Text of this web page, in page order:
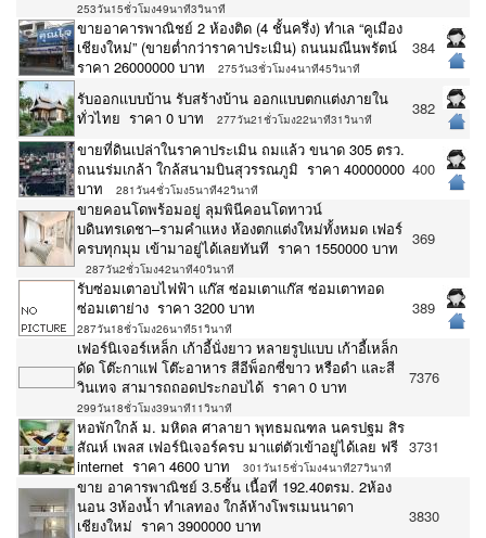
253วัน15ชั่วโมง49นาที3วินาที
ขายอาคารพาณิชย์ 2 ห้องติด (4 ชั้นครึ่ง) ทำเล “คูเมือง
เชียงใหม่” (ขายต่ำกว่าราคาประเมิน) ถนนมณีนพรัตน์
ราคา 26000000 บาท
275วัน3ชั่วโมง4นาที45วินาที
384
รับออกเเบบบ้าน รับสร้างบ้าน ออกเเบบตกเเต่งภายใน
ทั่วไทย ราคา 0 บาท
277วัน21ชั่วโมง22นาที31วินาที
382
ขายที่ดินเปล่าในราคาประเมิน ถมแล้ว ขนาด 305 ตรว.
ถนนร่มเกล้า ใกล้สนามบินสุวรรณภูมิ ราคา 40000000
บาท
281วัน4ชั่วโมง5นาที42วินาที
400
ขายคอนโดพร้อมอยู่ ลุมพินีคอนโดทาวน์
บดินทรเดชา–รามคำแหง ห้องตกแต่งใหม่ทั้งหมด เฟอร์
ครบทุกมุม เข้ามาอยู่ได้เลยทันที ราคา 1550000 บาท
287วัน2ชั่วโมง42นาที40วินาที
369
รับซ่อมเตาอบไฟฟ้า แก๊ส ซ่อมเตาแก๊ส ซ่อมเตาทอด
ซ่อมเตาย่าง ราคา 3200 บาท
287วัน18ชั่วโมง26นาที51วินาที
389
เฟอร์นิเจอร์เหล็ก เก้าอี้นั่งยาว หลายรูปแบบ เก้าอี้เหล็ก
ดัด โต๊ะกาแฟ โต๊ะอาหาร สีอีพ็อกซี่ขาว หรือดำ และสี
วินเทจ สามารถถอดประกอบได้ ราคา 0 บาท
299วัน18ชั่วโมง39นาที11วินาที
7376
หอพักใกล้ ม. มหิดล ศาลายา พุทธมณฑล นครปฐม สิร
สัณห์ เพลส เฟอร์นิเจอร์ครบ มาแต่ตัวเข้าอยู่ได้เลย ฟรี
internet ราคา 4600 บาท
301วัน15ชั่วโมง4นาที27วินาที
3731
ขาย อาคารพาณิชย์ 3.5ชั้น เนื้อที่ 192.40ตรม. 2ห้อง
นอน 3ห้องน้ำ ทำเลทอง ใกล้ห้างโพรเมนนาดา
เชียงใหม่ ราคา 3900000 บาท
3830